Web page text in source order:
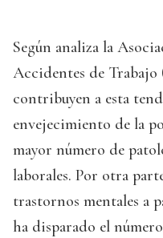
Según analiza la
Accidentes de
contribuyen a esta
envejecimiento de la
mayor número de
laborales. Por otra
trastornos mentales a
ha disparado el